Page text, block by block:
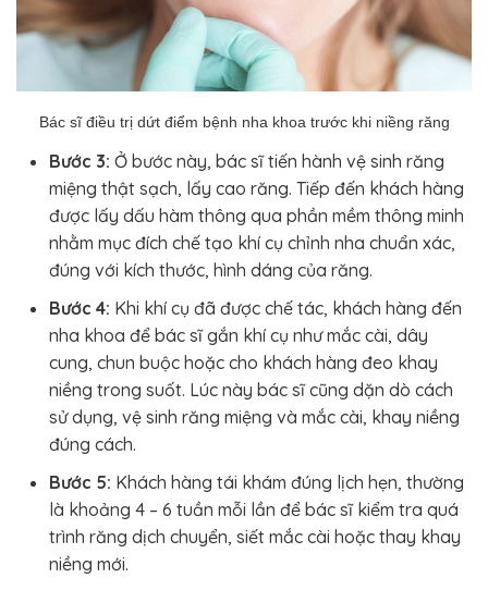
Bác sĩ điều trị dứt điểm bệnh nha khoa trước khi niềng răng
Bước 3: Ở bước này, bác sĩ tiến hành vệ sinh răng
miệng thật sạch, lấy cao răng. Tiếp đến khách hàng
được lấy dấu hàm thông qua phần mềm thông minh
nhằm mục đích chế tạo khí cụ chỉnh nha chuẩn xác,
đúng với kích thước, hình dáng của răng.
Bước 4: Khi khí cụ đã được chế tác, khách hàng đến
nha khoa để bác sĩ gắn khí cụ như mắc cài, dây
cung, chun buộc hoặc cho khách hàng đeo khay
niềng trong suốt. Lúc này bác sĩ cũng dặn dò cách
sử dụng, vệ sinh răng miệng và mắc cài, khay niềng
đúng cách.
Bước 5: Khách hàng tái khám đúng lịch hẹn, thường
là khoảng 4 – 6 tuần mỗi lần để bác sĩ kiểm tra quá
trình răng dịch chuyển, siết mắc cài hoặc thay khay
niềng mới.